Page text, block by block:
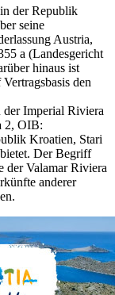
der Republik
seine
Austria,
a (Landesgericht
hinaus ist
den
der Imperial Riviera
2, OIB:
Kroatien, Stari
Der Begriff
der Valamar Riviera
anderer